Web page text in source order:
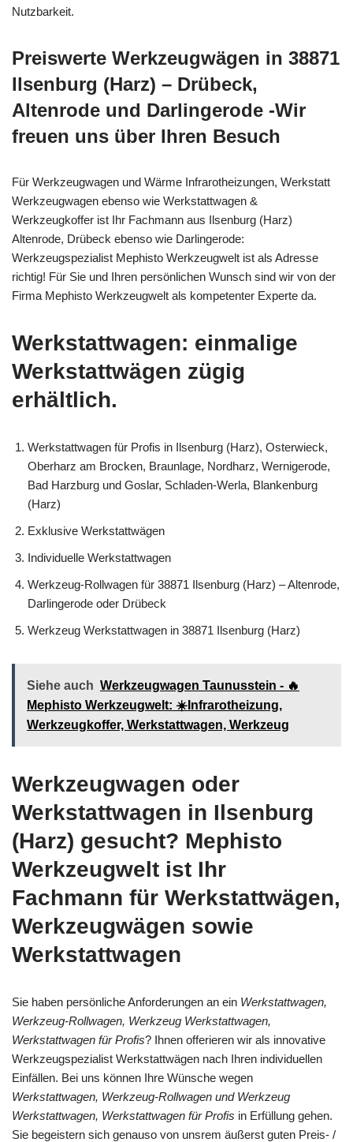
Nutzbarkeit.
Preiswerte Werkzeugwägen in 38871
Ilsenburg (Harz) – Drübeck,
Altenrode und Darlingerode -Wir
freuen uns über Ihren Besuch
Für Werkzeugwagen und Wärme Infrarotheizungen, Werkstatt
Werkzeugwagen ebenso wie Werkstattwagen &
Werkzeugkoffer ist Ihr Fachmann aus Ilsenburg (Harz)
Altenrode, Drübeck ebenso wie Darlingerode:
Werkzeugspezialist Mephisto Werkzeugwelt ist als Adresse
richtig! Für Sie und Ihren persönlichen Wunsch sind wir von der
Firma Mephisto Werkzeugwelt als kompetenter Experte da.
Werkstattwagen: einmalige
Werkstattwägen zügig
erhältlich.
Werkstattwagen für Profis in Ilsenburg (Harz), Osterwieck,
Oberharz am Brocken, Braunlage, Nordharz, Wernigerode,
Bad Harzburg und Goslar, Schladen-Werla, Blankenburg
(Harz)
Exklusive Werkstattwägen
Individuelle Werkstattwagen
Werkzeug-Rollwagen für 38871 Ilsenburg (Harz) – Altenrode,
Darlingerode oder Drübeck
Werkzeug Werkstattwagen in 38871 Ilsenburg (Harz)
Siehe auch Werkzeugwagen Taunusstein - 🔥
Mephisto Werkzeugwelt: ☀️Infrarotheizung,
Werkzeugkoffer, Werkstattwagen, Werkzeug
Werkzeugwagen oder
Werkstattwagen in Ilsenburg
(Harz) gesucht? Mephisto
Werkzeugwelt ist Ihr
Fachmann für Werkstattwägen,
Werkzeugwägen sowie
Werkstattwagen
Sie haben persönliche Anforderungen an ein Werkstattwagen,
Werkzeug-Rollwagen, Werkzeug Werkstattwagen,
Werkstattwagen für Profis? Ihnen offerieren wir als innovative
Werkzeugspezialist Werkstattwägen nach Ihren individuellen
Einfällen. Bei uns können Ihre Wünsche wegen
Werkstattwagen, Werkzeug-Rollwagen und Werkzeug
Werkstattwagen, Werkstattwagen für Profis in Erfüllung gehen.
Sie begeistern sich genauso von unsrem äußerst guten Preis- /